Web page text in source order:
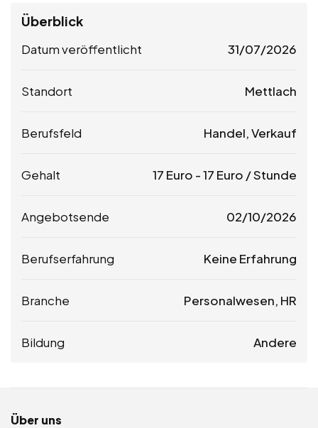
Überblick
Datum veröffentlicht 31/07/2026
Standort Mettlach
Berufsfeld Handel, Verkauf
Gehalt 17 Euro -17 Euro / Stunde
Angebotsende 02/10/2026
Berufserfahrung Keine Erfahrung
Branche Personalwesen, HR
Bildung Andere
Über uns